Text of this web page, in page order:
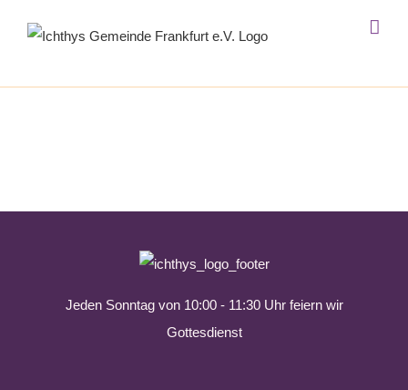
Inhalt
Jeden Sonntag von 10:00 - 11:30 Uhr feiern wir
Gottesdienst